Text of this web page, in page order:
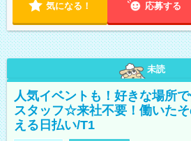
気になる！ 応募する
未読
人気イベントも！好きな場所
スタッフ☆来社不要！働いた
える日払い/T1